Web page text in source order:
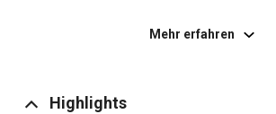
Auffahrwarnsystem mit City-
Holder)
Mehr erfahren
Highlights